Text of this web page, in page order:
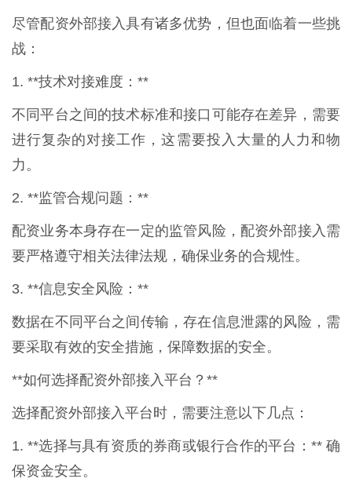
尽管配资外部接入具有诸多优势，但也面临着一些挑
战：
1. **技术对接难度：**
不同平台之间的技术标准和接口可能存在差异，需要
进行复杂的对接工作，这需要投入大量的人力和物
力。
2. **监管合规问题：**
配资业务本身存在一定的监管风险，配资外部接入需
要严格遵守相关法律法规，确保业务的合规性。
3. **信息安全风险：**
数据在不同平台之间传输，存在信息泄露的风险，需
要采取有效的安全措施，保障数据的安全。
**如何选择配资外部接入平台？**
选择配资外部接入平台时，需要注意以下几点：
1. **选择与具有资质的券商或银行合作的平台：** 确
保资金安全。